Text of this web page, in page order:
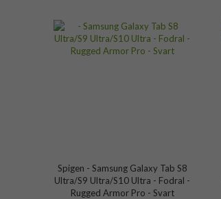
Spigen - Samsung Galaxy Tab S8
Ultra/S9 Ultra/S10 Ultra - Fodral -
Rugged Armor Pro - Svart